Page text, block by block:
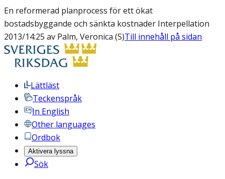
En reformerad planprocess för ett ökat
bostadsbyggande och sänkta kostnader Interpellation
2013/14:25 av Palm, Veronica (S)Till innehåll på sidan
Lättläst
Teckenspråk
In English
Other languages
Ordbok
Aktivera lyssna
Sök